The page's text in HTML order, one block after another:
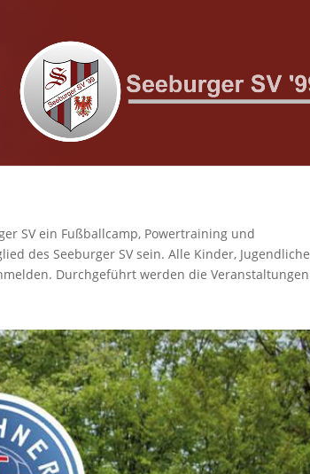
Trainerfortbildung
SV ein Fußballcamp, Powertraining und
des Seeburger SV sein. Alle Kinder, Jugendliche
Durchgeführt werden die Veranstaltungen